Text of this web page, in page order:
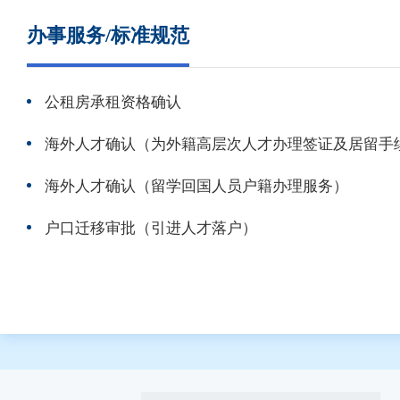
办事服务/标准规范
公租房承租资格确认
海外人才确认（为外籍高层次人才办理签证及居留手
海外人才确认（留学回国人员户籍办理服务）
户口迁移审批（引进人才落户）